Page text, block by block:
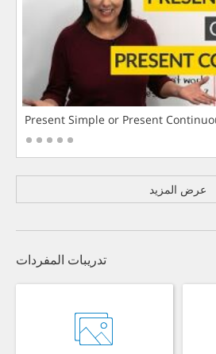
Present Simple or Present
عرض المزيد
تدريبات المفردات